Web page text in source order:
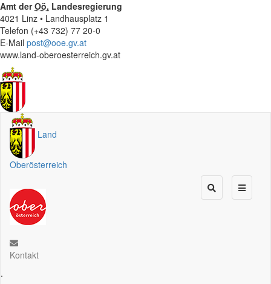
Amt derOö. Landesregierung
4021 Linz • Landhausplatz 1
Telefon (+43 732) 77 20-0
E-Mail post@ooe.gv.at
www.land-oberoesterreich.gv.at
Land
Oberösterreich
Kontakt
.